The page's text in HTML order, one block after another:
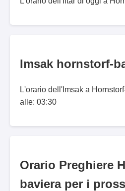
Imsak hornstorf-
L'orario dell'Imsak a
alle: 03:30
Orario Preghiere
baviera per i